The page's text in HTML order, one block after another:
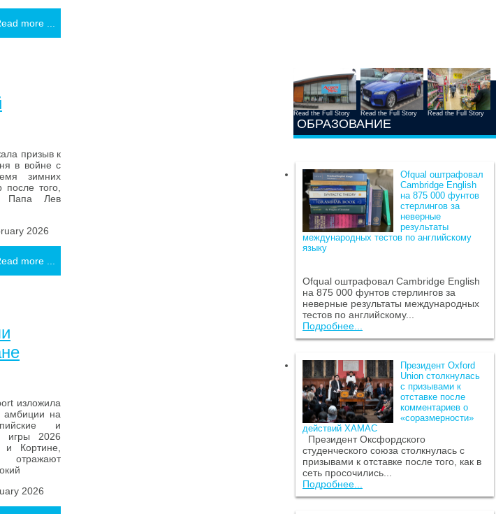
more ...
призыв к
в войне с
зимних
после того,
Папа Лев
2026
more ...
изложила
амбиции на
и
игры 2026
Кортине,
2026
Read the Full Story Read the Full Story Read the Full Story
ОБРАЗОВАНИЕ
Ofqual оштрафовал
Cambridge English
на 875 000 фунтов
стерлингов за
неверные
результаты
международных тестов по английскому
языку
Ofqual оштрафовал Cambridge English
на 875 000 фунтов стерлингов за
неверные результаты международных
тестов по английскому...
Подробнее...
Президент Oxford
Union столкнулась
с призывами к
отставке после
комментариев о
«соразмерности»
действий ХАМАС
Президент Оксфордского
студенческого союза столкнулась с
призывами к отставке после того, как в
сеть просочились...
Подробнее...